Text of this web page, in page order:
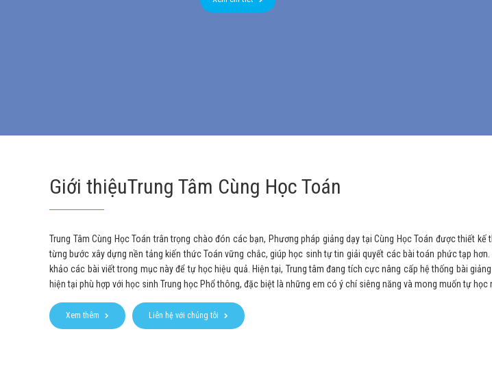
Giới thiệuTrung Tâm Cùng Học Toán
Trung Tâm Cùng Học Toán trân trọng chào đón các bạn, Phương pháp giảng dạy tại Cùng Học Toán được thiết
từng bước xây dựng nền tảng kiến thức Toán vững chắc, giúp học sinh tự tin giải quyết các bài toán phức tạp
khảo các bài viết trong mục này để tự học hiệu quả. Hiện tại, Trung tâm đang tích cực nâng cấp hệ thống bài
hiện tại phù hợp với học sinh Trung học Phổ thông, đặc biệt là những em có ý chí siêng năng và mong muốn tự học
Xem thêm Liên hệ với chúng tôi